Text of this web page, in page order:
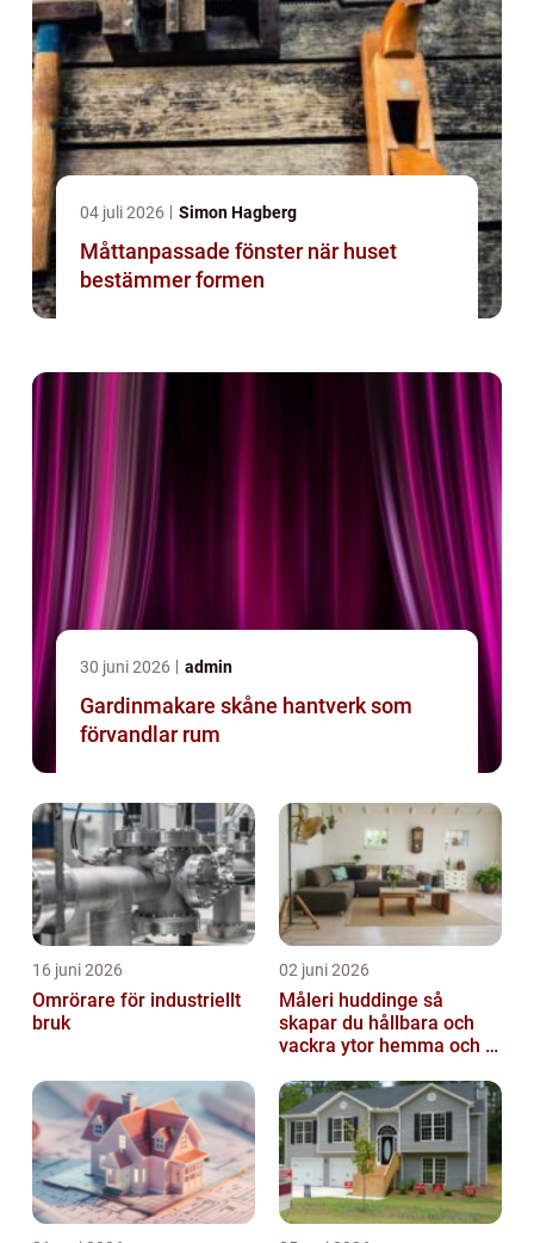
04 juli 2026 Simon Hagberg
Måttanpassade fönster när huset
bestämmer formen
30 juni 2026 admin
Gardinmakare skåne hantverk som
förvandlar rum
16 juni 2026
Omrörare för industriellt
bruk
02 juni 2026
Måleri huddinge så
skapar du hållbara och
vackra ytor hemma och i